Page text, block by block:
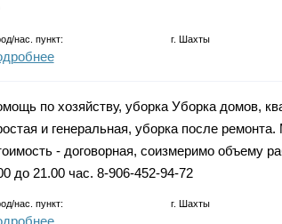
нас. пункт: г. Шахты
по хозяйству, уборка Уборка домов,
и генеральная, уборка после
- договорная, соизмеримо объему
до 21.00 час. 8-906-452-94-72
нас. пункт: г. Шахты